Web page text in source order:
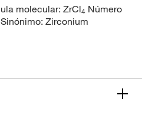
molecular: ZrCl4 Número
Zirconium